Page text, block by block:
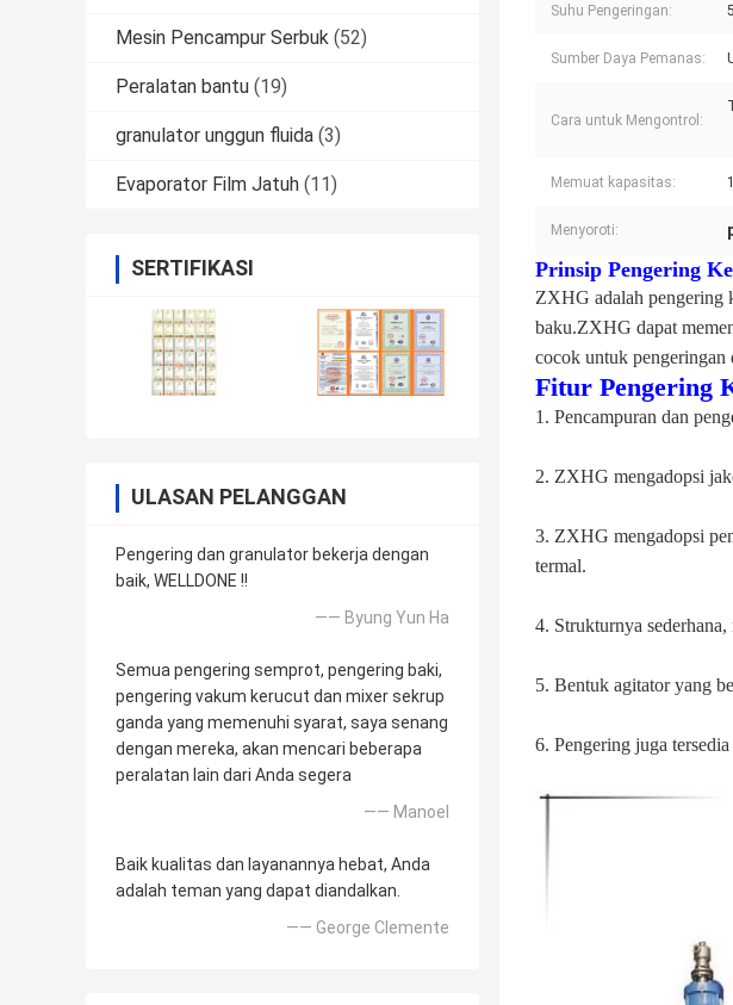
Mesin Pencampur Serbuk (52)
Peralatan bantu (19)
granulator unggun fluida (3)
Evaporator Film Jatuh (11)
SERTIFIKASI
ULASAN PELANGGAN
Pengering dan granulator bekerja dengan
baik, WELLDONE !!
—— Byung Yun Ha
Semua pengering semprot, pengering baki,
pengering vakum kerucut dan mixer sekrup
ganda yang memenuhi syarat, saya senang
dengan mereka, akan mencari beberapa
peralatan lain dari Anda segera
—— Manoel
Baik kualitas dan layanannya hebat, Anda
adalah teman yang dapat diandalkan.
—— George Clemente
Suhu Pengeringan:
Sumber Daya Pemanas:
Cara untuk Mengontrol:
Memuat kapasitas:
Menyoroti:
Prinsip Pengering
ZXHG adalah pengering
baku.ZXHG dapat
cocok untuk pengeringan
Fitur Pengering
1. Pencampuran dan
2. ZXHG mengadopsi
3. ZXHG mengadopsi
termal.
4. Strukturnya
5. Bentuk agitator yang
6. Pengering juga